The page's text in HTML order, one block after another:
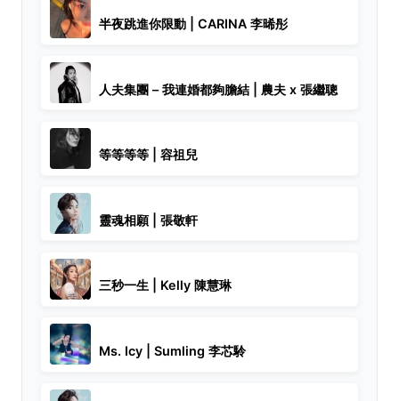
半夜跳進你限動 | CARINA 李晞彤
人夫集團 – 我連婚都夠膽結 | 農夫 x 張繼聰
等等等等 | 容祖兒
靈魂相願 | 張敬軒
三秒一生 | Kelly 陳慧琳
Ms. Icy | Sumling 李芯駖